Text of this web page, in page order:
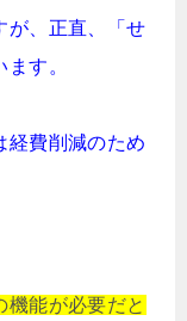
、 正直、「せ
す。
経費削減のため
機能が必要だと